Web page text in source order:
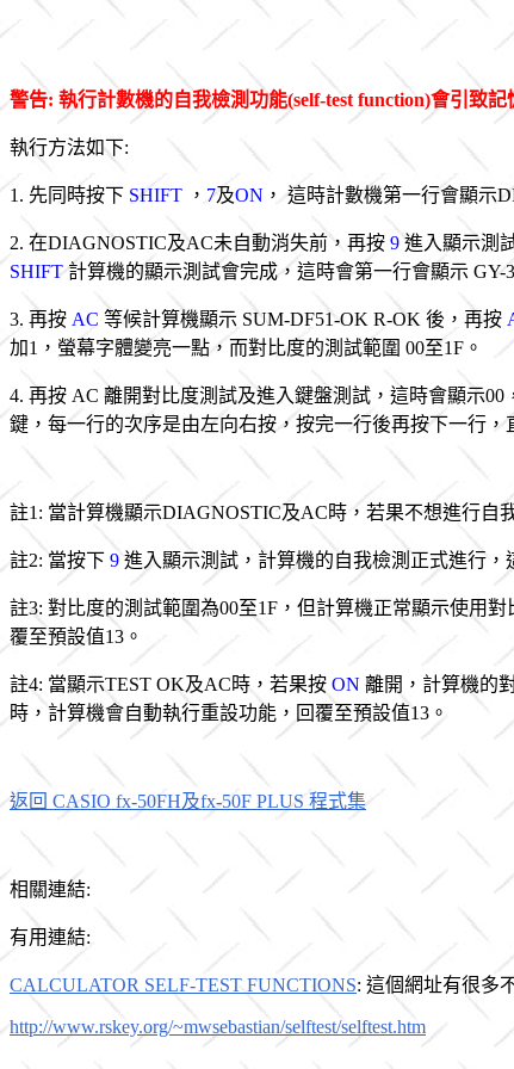
警告: 執行計數機的自我檢測功能(self-test function)會引致
執行方法如下:
1. 先同時按下 SHIFT ， 7及ON ， 這時計數機第一行會顯示
2. 在DIAGNOSTIC及AC未自動消失前，再按 9進入顯示測
SHIFT計算機的顯示測試會完成，這時會第一行會顯示 GY-
3. 再按 AC 等候計算機顯示 SUM-DF51-OK R-OK 後，再按
加1，螢幕字體變亮一點，而對比度的測試範圍 00至1F。
4. 再按 AC 離開對比度測試及進入鍵盤測試，這時會顯示
鍵，每一行的次序是由左向右按，按完一行後再按下一行
註1: 當計算機顯示DIAGNOSTIC及AC時，若果不想進行自
註2: 當按下 9 進入顯示測試，計算機的自我檢測正式進行，
註3: 對比度的測試範圍為00至1F，但計算機正常顯示使用
覆至預設值13。
註4: 當顯示TEST OK及AC時，若果按 ON 離開，計算機的
時，計算機會自動執行重設功能，回覆至預設值13。
返回 CASIO fx-50FH及fx-50F PLUS 程式集
相關連結:
有用連結:
CALCULATOR SELF-TEST FUNCTIONS: 這個網址有很多
http://www.rskey.org/~mwsebastian/selftest/selftest.htm